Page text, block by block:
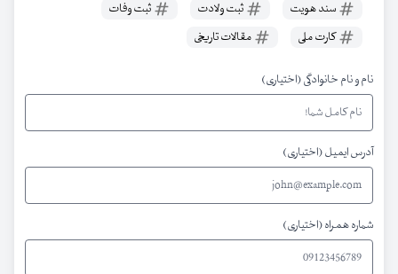
سند هویت
ثبت ولادت
ثبت وفات
کارت ملی
مقالات تاریخی
نام و نام خانوادگی (اختیاری)
آدرس ایمیل (اختیاری)
شماره همراه (اختیاری)